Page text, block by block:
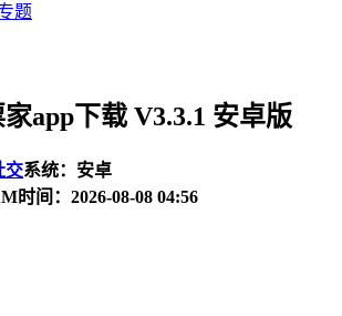
题
app下载 V3.3.1 安卓版
交系统：安卓
时间：2026-08-08 04:56